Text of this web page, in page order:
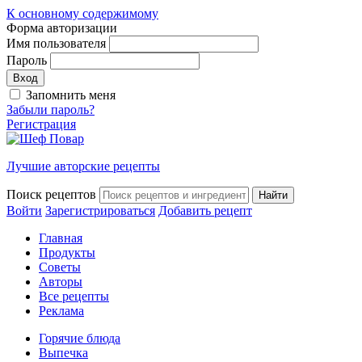
К основному содержимому
Форма авторизации
Имя пользователя
Пароль
Запомнить меня
Забыли пароль?
Регистрация
Лучшие авторские рецепты
Поиск рецептов
Войти Зарегистрироваться Добавить рецепт
Главная
Продукты
Советы
Авторы
Все рецепты
Реклама
Горячие блюда
Выпечка